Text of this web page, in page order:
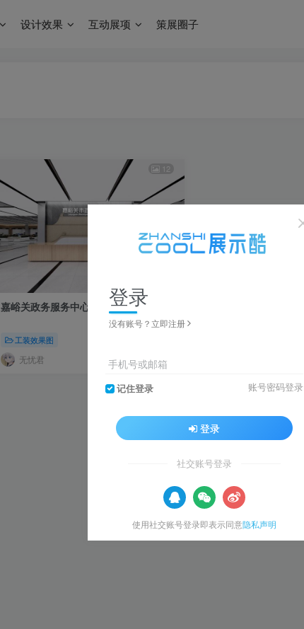
设计效果 互动展项 策展圈子
12
嘉峪关政务服务中心过程稿方案效果图
工装效果图
无忧君 0 83
登录
没有账号？立即注册
手机号或邮箱
记住登录 账号密码登录
登录
社交账号登录
使用社交账号登录即表示同意隐私声明